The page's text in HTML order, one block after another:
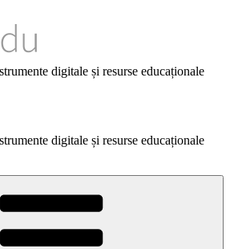
digitale și resurse educaționale
digitale și resurse educaționale